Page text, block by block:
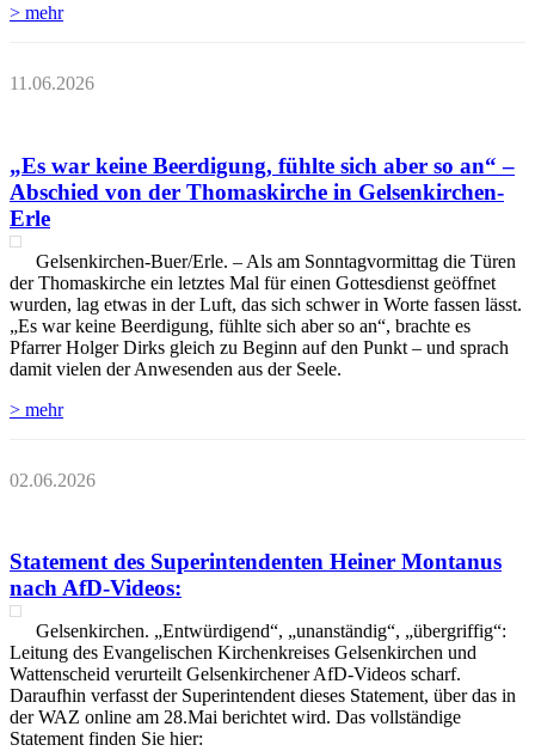
> mehr
11.06.2026
„Es war keine Beerdigung, fühlte sich aber so an“ –
Abschied von der Thomaskirche in Gelsenkirchen-
Erle
Gelsenkirchen-Buer/Erle. – Als am Sonntagvormittag die Türen
der Thomaskirche ein letztes Mal für einen Gottesdienst geöffnet
wurden, lag etwas in der Luft, das sich schwer in Worte fassen lässt.
„Es war keine Beerdigung, fühlte sich aber so an“, brachte es
Pfarrer Holger Dirks gleich zu Beginn auf den Punkt – und sprach
damit vielen der Anwesenden aus der Seele.
> mehr
02.06.2026
Statement des Superintendenten Heiner Montanus
nach AfD-Videos:
Gelsenkirchen. „Entwürdigend“, „unanständig“, „übergriffig“:
Leitung des Evangelischen Kirchenkreises Gelsenkirchen und
Wattenscheid verurteilt Gelsenkirchener AfD-Videos scharf.
Daraufhin verfasst der Superintendent dieses Statement, über das in
der WAZ online am 28.Mai berichtet wird. Das vollständige
Statement finden Sie hier: